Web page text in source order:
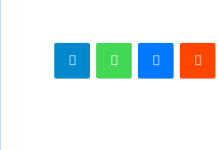
ماسنجر واتساب تيلقرام